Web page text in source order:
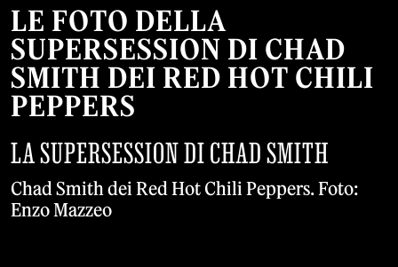
LE FOTO DELLA
SUPERSESSION DI CHAD
SMITH DEI RED HOT CHILI
PEPPERS
LA SUPERSESSION DI CHAD SMITH
Chad Smith dei Red Hot Chili Peppers. Foto:
Enzo Mazzeo